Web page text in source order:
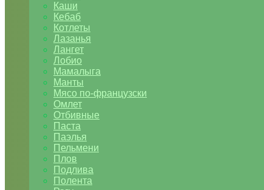
Каши
Кебаб
Котлеты
Лазанья
Лангет
Лобио
Мамалыга
Манты
Мясо по-французски
Омлет
Отбивные
Паста
Паэлья
Пельмени
Плов
Подлива
Полента